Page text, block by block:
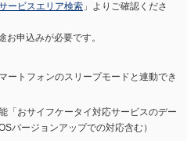
ービスエリア検索 」よりご確認くださ
お申込みが必要です。
ートフォンのスリープモードと連動でき
「おサイフケータイ対応サービスのデー
バージョンアップでの対応含む）